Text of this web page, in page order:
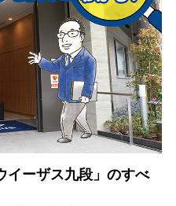
イーザス九段」のすべ